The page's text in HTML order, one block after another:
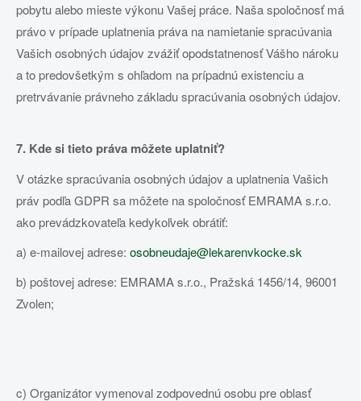
pobytu alebo mieste výkonu Vašej práce. Naša spoločnosť má
právo v prípade uplatnenia práva na namietanie spracúvania
Vašich osobných údajov zvážiť opodstatnenosť Vášho nároku
a to predovšetkým s ohľadom na prípadnú existenciu a
pretrvávanie právneho základu spracúvania osobných údajov.
7. Kde si tieto práva môžete uplatniť?
V otázke spracúvania osobných údajov a uplatnenia Vašich
práv podľa GDPR sa môžete na spoločnosť EMRAMA s.r.o.
ako prevádzkovateľa kedykoľvek obrátiť:
a) e-mailovej adrese: osobneudaje@lekarenvkocke.sk
b) poštovej adrese: EMRAMA s.r.o., Pražská 1456/14, 96001
Zvolen;
c) Organizátor vymenoval zodpovednú osobu pre oblasť